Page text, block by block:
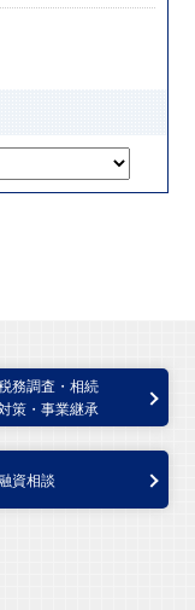
務調査・相続
策・事業継承
資相談